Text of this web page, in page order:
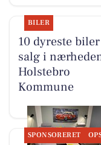
BILER
10 dyreste
salg i
Holstebro
Kommune
SPONSORERET